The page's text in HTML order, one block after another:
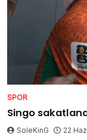
SPOR
Singo
SoleKinG 22